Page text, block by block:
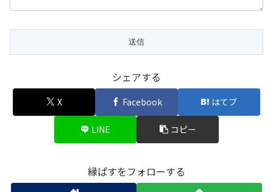
シェアする
X Facebook はてブ
LINE コピー
縁ぱすをフォローする